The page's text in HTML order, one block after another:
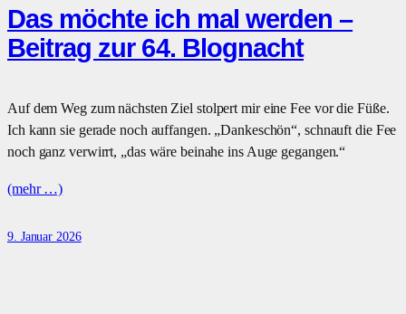
Das möchte ich mal werden –
Beitrag zur 64. Blognacht
Auf dem Weg zum nächsten Ziel stolpert mir eine Fee vor die Füße.
Ich kann sie gerade noch auffangen. „Dankeschön“, schnauft die Fee
noch ganz verwirrt, „das wäre beinahe ins Auge gegangen.“
(mehr …)
9. Januar 2026